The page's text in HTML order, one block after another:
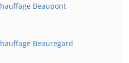
Beaupont
Beauregard